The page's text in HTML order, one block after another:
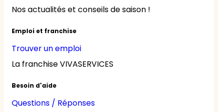
Nos actualités et conseils de saison !
Emploi et franchise
Trouver un emploi
La franchise VIVASERVICES
Besoin d'aide
Questions / Réponses